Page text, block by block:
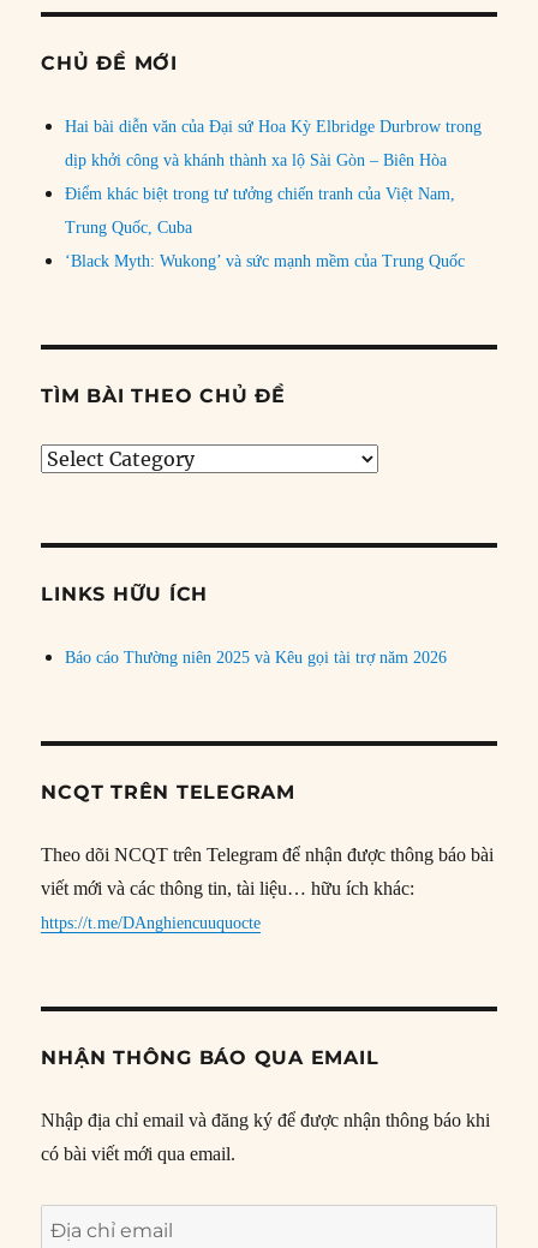
CHỦ ĐỀ MỚI
Hai bài diễn văn của Đại sứ Hoa Kỳ Elbridge Durbrow trong
dịp khởi công và khánh thành xa lộ Sài Gòn – Biên Hòa
Điểm khác biệt trong tư tưởng chiến tranh của Việt Nam,
Trung Quốc, Cuba
‘Black Myth: Wukong’ và sức mạnh mềm của Trung Quốc
TÌM BÀI THEO CHỦ ĐỀ
Tìm
đề
LINKS HỮU ÍCH
Báo cáo Thường niên 2025 và Kêu gọi tài trợ năm 2026
NCQT TRÊN TELEGRAM
Theo dõi NCQT trên Telegram để nhận được thông báo bài
viết mới và các thông tin, tài liệu… hữu ích khác:
https://t.me/DAnghiencuuquocte
NHẬN THÔNG BÁO QUA EMAIL
Nhập địa chỉ email và đăng ký để được nhận thông báo khi
có bài viết mới qua email.
Địa